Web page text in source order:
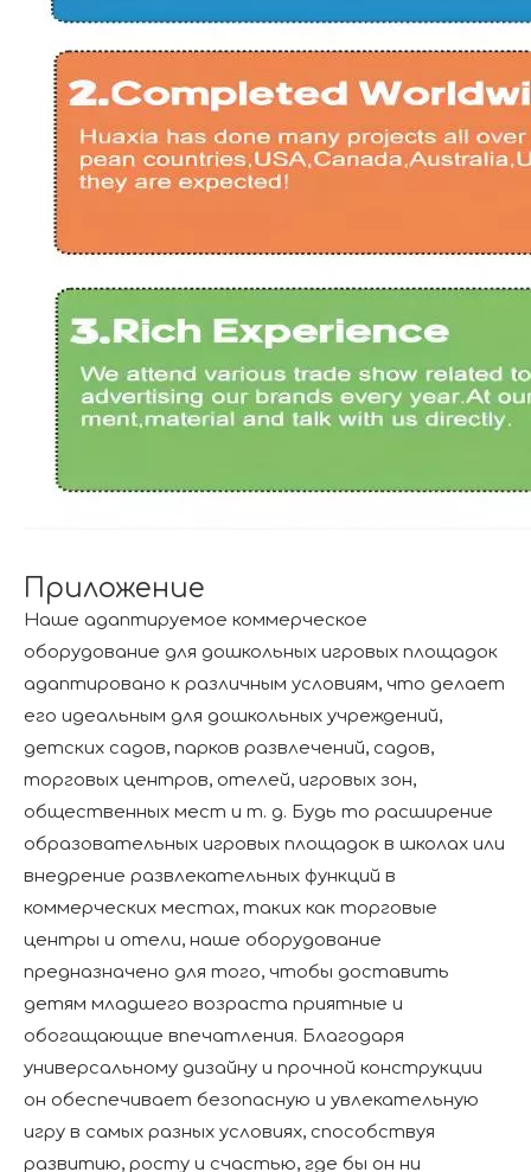
Приложение
Наше адаптируемое коммерческое
оборудование для дошкольных игровых площадок
адаптировано к различным условиям, что делает
его идеальным для дошкольных учреждений,
детских садов, парков развлечений, садов,
торговых центров, отелей, игровых зон,
общественных мест и т. д. Будь то расширение
образовательных игровых площадок в школах или
внедрение развлекательных функций в
коммерческих местах, таких как торговые
центры и отели, наше оборудование
предназначено для того, чтобы доставить
детям младшего возраста приятные и
обогащающие впечатления. Благодаря
универсальному дизайну и прочной конструкции
он обеспечивает безопасную и увлекательную
игру в самых разных условиях, способствуя
развитию, росту и счастью, где бы он ни